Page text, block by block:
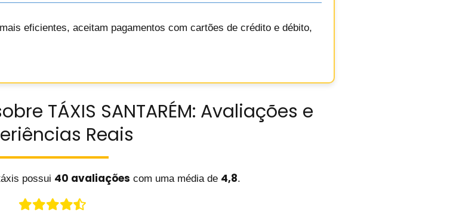
eficientes, aceitam pagamentos com cartões de crédito e débito,
TÁXIS SANTARÉM: Avaliações e
Reais
possui 40 avaliações com uma média de 4,8.